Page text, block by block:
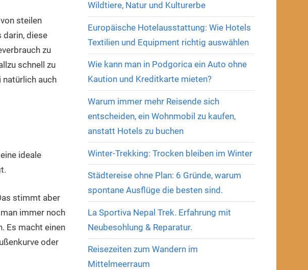
steilen
darin, diese
zu
schnell zu
natürlich auch
ideale
stimmt aber
immer noch
Es macht einen
oder
Wildtiere, Natur und Kulturerbe
Europäische Hotelausstattung: Wie Hotels
Textilien und Equipment richtig auswählen
Wie kann man in Podgorica ein Auto ohne
Kaution und Kreditkarte mieten?
Warum immer mehr Reisende sich
entscheiden, ein Wohnmobil zu kaufen,
anstatt Hotels zu buchen
Winter-Trekking: Trocken bleiben im Winter
Städtereise ohne Plan: 6 Gründe, warum
spontane Ausflüge die besten sind.
La Sportiva Nepal Trek. Erfahrung mit
Neubesohlung & Reparatur.
Reisezeiten zum Wandern im
Mittelmeerraum